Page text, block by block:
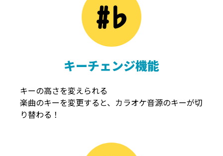
キーチェンジ機能
キーの高さを変えられる
楽曲のキーを変更すると、カラオケ音源のキーが切
り替わる！